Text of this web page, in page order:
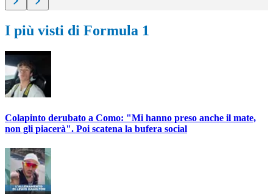
I più visti di Formula 1
Colapinto derubato a Como: "Mi hanno preso anche il mate,
non gli piacerà". Poi scatena la bufera social